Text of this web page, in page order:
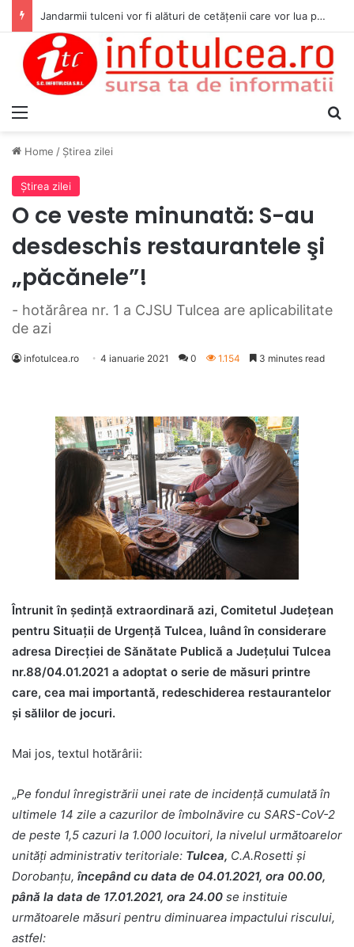
Jandarmii tulceni vor fi alături de cetățenii care vor lua parte la Festivalul Folk Țestos
Home / Ştirea zilei
Ştirea zilei
O ce veste minunată: S-au
desdeschis restaurantele şi
„păcănele”!
- hotărârea nr. 1 a CJSU Tulcea are aplicabilitate
de azi
infotulcea.ro 4 ianuarie 2021 0 1.154 3 minutes read
Întrunit în şedinţă extraordinară azi, Comitetul Judeţean
pentru Situaţii de Urgenţă Tulcea, luând în considerare
adresa Direcției de Sănătate Publică a Județului Tulcea
nr.88/04.01.2021 a adoptat o serie de măsuri printre
care, cea mai importantă, redeschiderea restaurantelor
şi sălilor de jocuri.
Mai jos, textul hotărârii:
„Pe fondul înregistrării unei rate de incidență cumulată în
ultimele 14 zile a cazurilor de îmbolnăvire cu SARS-CoV-2
de peste 1,5 cazuri la 1.000 locuitori, la nivelul următoarelor
unități administrativ teritoriale: Tulcea, C.A.Rosetti și
Dorobanțu, începând cu data de 04.01.2021, ora 00.00,
până la data de 17.01.2021, ora 24.00 se instituie
următoarele măsuri pentru diminuarea impactului riscului,
astfel: